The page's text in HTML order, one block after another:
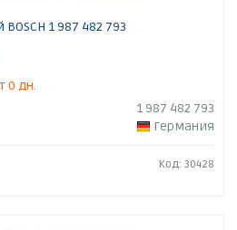
1 987 482 793
0 дн.
1 987 482 793
Германия
Код: 30428